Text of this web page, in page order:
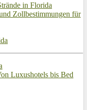
in Florida
Zollbestimmungen für
Luxushotels bis Bed